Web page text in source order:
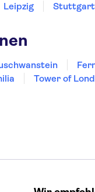
Leipzig Stuttgart
Tower of